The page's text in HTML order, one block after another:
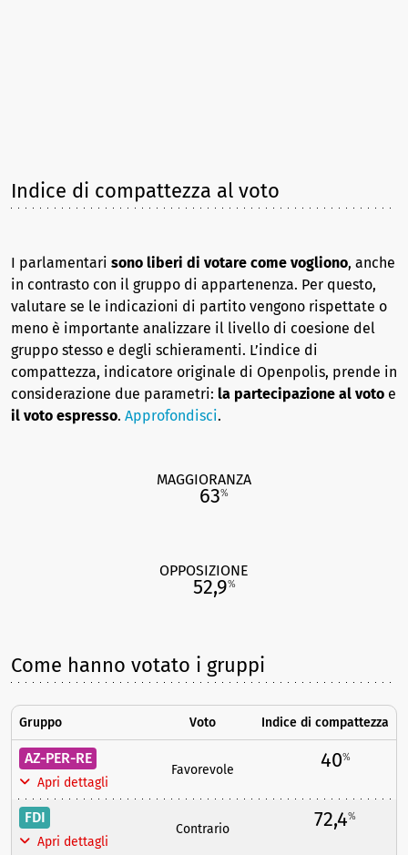
Indice di compattezza al voto
I parlamentari sono liberi di votare come vogliono, anche
in contrasto con il gruppo di appartenenza. Per questo,
valutare se le indicazioni di partito vengono rispettate o
meno è importante analizzare il livello di coesione del
gruppo stesso e degli schieramenti. L’indice di
compattezza, indicatore originale di Openpolis, prende in
considerazione due parametri: la partecipazione al voto e
il voto espresso. Approfondisci.
MAGGIORANZA
63%
OPPOSIZIONE
52,9%
Come hanno votato i gruppi
Gruppo Voto Indice di compattezza
AZ-PER-RE
Apri dettagli
Favorevole 40%
FDI
Apri dettagli
Contrario 72,4%